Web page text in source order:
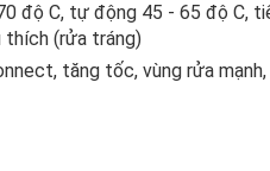
độ C, tự động 45 - 65 độ C,
thích (rửa tráng)
tăng tốc, vùng rửa